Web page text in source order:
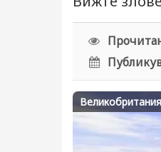
Великобритания